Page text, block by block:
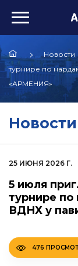
Новости
турнире по
«АРМЕНИЯ»
Новости
25 ИЮНЯ 2026 Г.
5 июля
турнире по
ВДНХ у
476